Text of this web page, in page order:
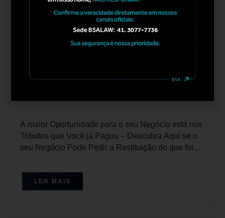
A maior Oportunidade para o seu Negócio está nos
Tributos que Você já Pagou – Descubra Aqui se o
seu Negócio Pode Pedir a Restituição do que foi
LER MAIS